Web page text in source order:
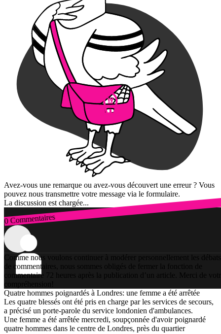
Avez-vous une remarque ou avez-vous découvert une erreur ? Vous
pouvez nous transmettre votre message via le formulaire.
La discussion est chargée...
0 Commentaires
Connexion
Comme nous voulons continuer à modérer personnellement les débats
de commentaires, nous sommes obligés de fermer la fonction de
commentaire 72 heures après la publication d’un article. Merci de
compréhension!
Quatre hommes poignardés à Londres: une femme a été arrêtée
Les quatre blessés ont été pris en charge par les services de secours,
a précisé un porte-parole du service londonien d'ambulances.
Une femme a été arrêtée mercredi, soupçonnée d'avoir poignardé
quatre hommes dans le centre de Londres, près du quartier